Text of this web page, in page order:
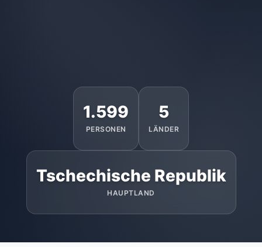
1.599
PERSONEN
5
LÄNDER
Tschechische Republik
HAUPTLAND